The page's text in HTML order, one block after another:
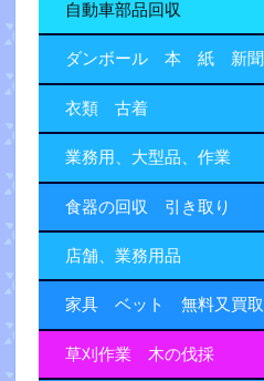
自動車部品回収
ダンボール 本 紙 新聞
衣類 古着
業務用、大型品、作業
食器の回収 引き取り
店舗、業務用品
家具 ベット 無料又買取
草刈作業 木の伐採